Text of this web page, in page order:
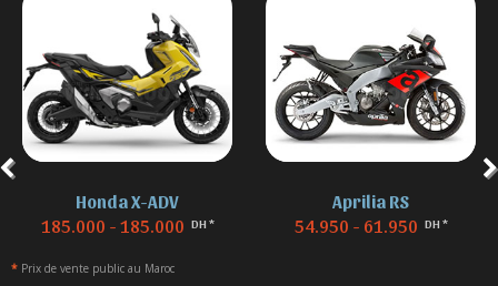
Honda X-ADV
185.000 - 185.000 DH *
Aprilia RS
54.950 - 61.950 DH *
* Prix de vente public au Maroc